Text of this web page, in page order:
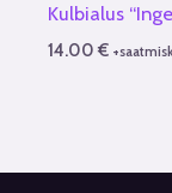
Kulbialus
14.00€